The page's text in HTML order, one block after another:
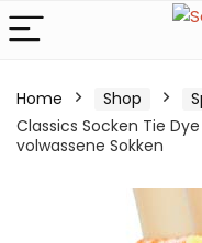
Home Shop
Classics Socken Tie
volwassene Sokken